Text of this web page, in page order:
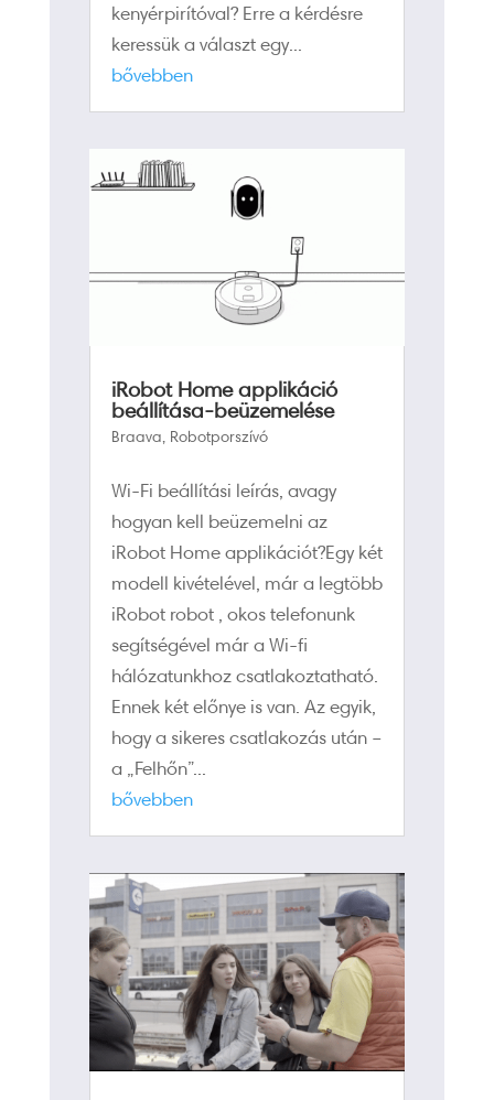
kenyérpirítóval? Erre a kérdésre
keressük a választ egy...
bővebben
iRobot Home applikáció
beállítása-beüzemelése
Braava, Robotporszívó
Wi-Fi beállítási leírás, avagy
hogyan kell beüzemelni az
iRobot Home applikációt?Egy két
modell kivételével, már a legtöbb
iRobot robot , okos telefonunk
segítségével már a Wi-fi
hálózatunkhoz csatlakoztatható.
Ennek két előnye is van. Az egyik,
hogy a sikeres csatlakozás után –
a „Felhőn”...
bővebben